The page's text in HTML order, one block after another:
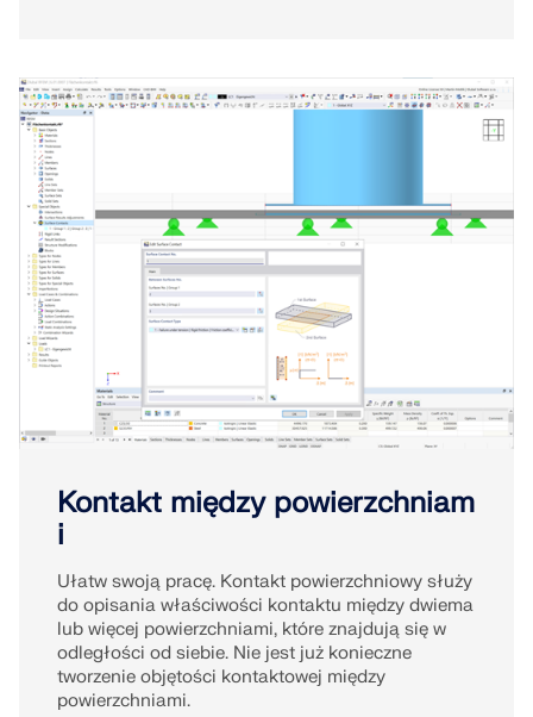
Kontakt między powierzchniam
i
Ułatw swoją pracę. Kontakt powierzchniowy służy
do opisania właściwości kontaktu między dwiema
lub więcej powierzchniami, które znajdują się w
odległości od siebie. Nie jest już konieczne
tworzenie objętości kontaktowej między
powierzchniami.